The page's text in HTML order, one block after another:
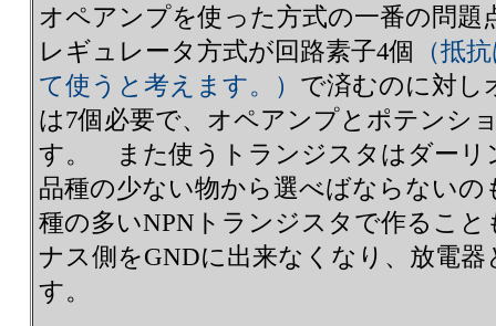
オペアンプを使った方式の一番の問
レギュレータ方式が回路素子4個
（抵
て使うと考えます。） で済むのに対し
は7個必要で、オペアンプとポテンシ
す。 また使うトランジスタはダーリ
品種の少ない物から選べばならない
種の多いNPNトランジスタで作るこ
ナス側をGNDに出来なくなり、放電
す。